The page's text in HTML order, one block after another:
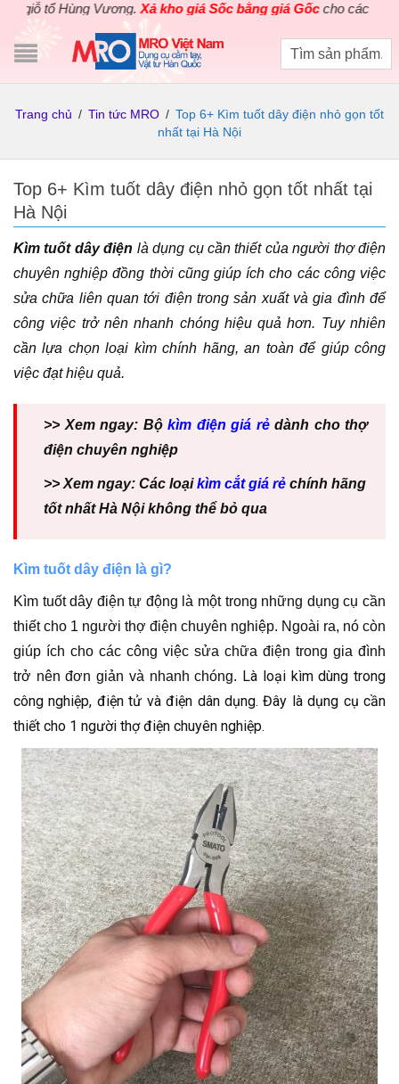
Vương.Xả kho giá Sốc bằng giá Gốccho các sản phẩm dụng
Trang chủ / Tin tức MRO / Top 6+ Kìm tuốt dây điện nhỏ gọn tốt
nhất tại Hà Nội
Top 6+ Kìm tuốt dây điện nhỏ gọn tốt nhất tại
Hà Nội
Kìm tuốt dây điện là dụng cụ cần thiết của người thợ điện
chuyên nghiệp đồng thời cũng giúp ích cho các công việc
sửa chữa liên quan tới điện trong sản xuất và gia đình để
công việc trở nên nhanh chóng hiệu quả hơn. Tuy nhiên
cần lựa chọn loại kìm chính hãng, an toàn để giúp công
việc đạt hiệu quả.
>> Xem ngay: Bộ kìm điện giá rẻdành cho thợ
điện chuyên nghiệp
>> Xem ngay: Các loạikìm cắt giá rẻ chính hãng
tốt nhất Hà Nội không thể bỏ qua
Kìm tuốt dây điện là gì?
Kìm tuốt dây điện tự động là một trong những dụng cụ cần
thiết cho 1 người thợ điện chuyên nghiệp. Ngoài ra, nó còn
giúp ích cho các công việc sửa chữa điện trong gia đình
trở nên đơn giản và nhanh chóng. Là loại kìm dùng trong
công nghiệp, điện tử và điện dân dụng. Đây là dụng cụ cần
thiết cho 1 người thợ điện chuyên nghiệp.